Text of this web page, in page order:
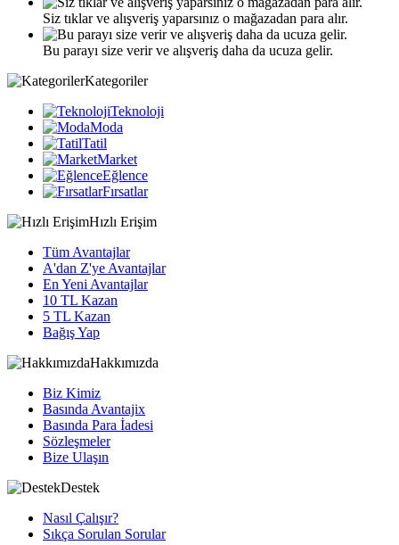
Siz tıklar ve alışveriş yaparsınız o mağazadan para alır.
Bu parayı size verir ve alışveriş daha da ucuza gelir.
Kategoriler
Teknoloji
Moda
Tatil
Market
Eğlence
Fırsatlar
Hızlı Erişim
Tüm Avantajlar
A'dan Z'ye Avantajlar
En Yeni Avantajlar
10 TL Kazan
5 TL Kazan
Bağış Yap
Hakkımızda
Biz Kimiz
Basında Avantajix
Basında Para İadesi
Sözleşmeler
Bize Ulaşın
Destek
Nasıl Çalışır?
Sıkça Sorulan Sorular